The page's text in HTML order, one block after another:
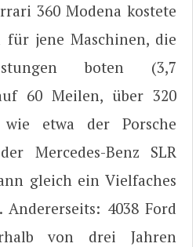
360 Modena kostete
jene Maschinen, die
boten (3,7
60 Meilen, über 320
wie etwa der Porsche
Mercedes-Benz SLR
gleich ein Vielfaches
Andererseits: 4038 Ford
von drei Jahren